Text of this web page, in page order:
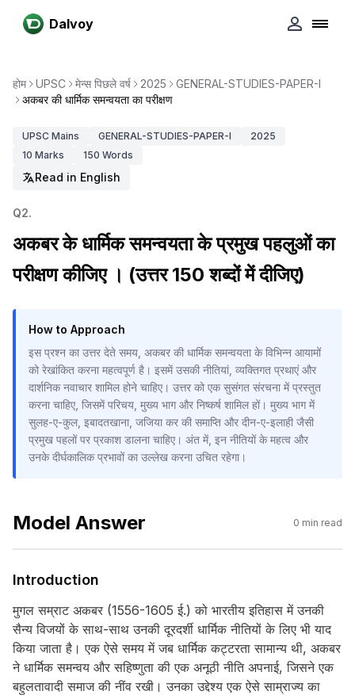
Dalvoy
होम UPSC मेन्स पिछले वर्ष 2025
GENERAL-STUDIES-PAPER-I
अकबर की धार्मिक समन्वयता का परीक्षण
UPSC Mains GENERAL-STUDIES-PAPER-I
2025
10 Marks 150 Words
Read in English
Q2.
अकबर के धार्मिक समन्वयता के प्रमुख पहलुओं का
परीक्षण कीजिए । (उत्तर 150 शब्दों में दीजिए)
How to Approach
इस प्रश्न का उत्तर देते समय, अकबर की धार्मिक समन्वयता के विभिन्न आयामों
को रेखांकित करना महत्वपूर्ण है। इसमें उसकी नीतियां, व्यक्तिगत प्रथाएं और
दार्शनिक नवाचार शामिल होने चाहिए। उत्तर को एक सुसंगत संरचना में प्रस्तुत
करना चाहिए, जिसमें परिचय, मुख्य भाग और निष्कर्ष शामिल हों। मुख्य भाग में
सुलह-ए-कुल, इबादतखाना, जजिया कर की समाप्ति और दीन-ए-इलाही जैसी
प्रमुख पहलों पर प्रकाश डालना चाहिए। अंत में, इन नीतियों के महत्व और
उनके दीर्घकालिक प्रभावों का उल्लेख करना उचित रहेगा।
Model Answer 0 min read
Introduction
मुगल सम्राट अकबर (1556-1605 ई.) को भारतीय इतिहास में उनकी
सैन्य विजयों के साथ-साथ उनकी दूरदर्शी धार्मिक नीतियों के लिए भी याद
किया जाता है। एक ऐसे समय में जब धार्मिक कट्टरता सामान्य थी, अकबर
ने धार्मिक समन्वय और सहिष्णुता की एक अनूठी नीति अपनाई, जिसने एक
बहुलतावादी समाज की नींव रखी। उनका उद्देश्य एक ऐसे साम्राज्य का